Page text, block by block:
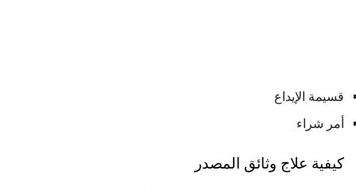
قسيمة الإيداع
أمر شراء
كيفية علاج وثائق المصدر